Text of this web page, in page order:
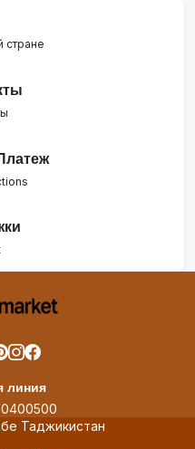
стране
линия
Таджикистан